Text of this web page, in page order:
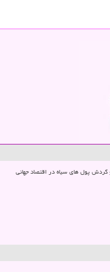
گردش پول های سیاه در اقتصاد جهانی